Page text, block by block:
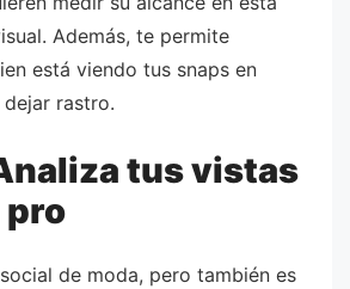
Además, te permite
está viendo tus snaps en
dejar rastro.
tus vistas
pro
de moda, pero también es